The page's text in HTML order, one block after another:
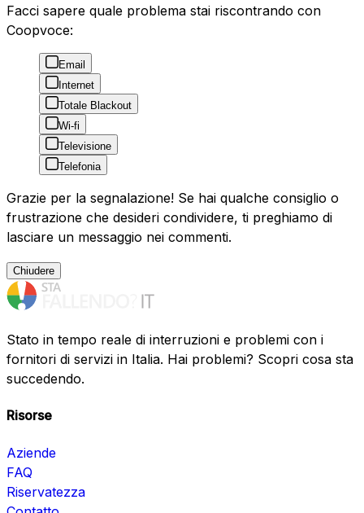
Facci sapere quale problema stai riscontrando con
Coopvoce:
Email
Internet
Totale Blackout
Wi-fi
Televisione
Telefonia
Grazie per la segnalazione! Se hai qualche consiglio o
frustrazione che desideri condividere, ti preghiamo di
lasciare un messaggio nei commenti.
Chiudere
Stato in tempo reale di interruzioni e problemi con i
fornitori di servizi in Italia. Hai problemi? Scopri cosa sta
succedendo.
Risorse
Aziende
FAQ
Riservatezza